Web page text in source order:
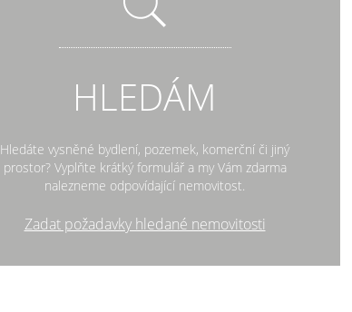
HLEDÁM
Hledáte vysněné bydlení, pozemek, komerční či jiný
prostor? Vyplňte krátký formulář a my Vám zdarma
nalezneme odpovídající nemovitost.
Zadat požadavky hledané nemovitosti